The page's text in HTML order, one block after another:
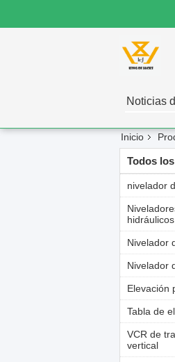
Noticias
Inicio
Todos
nivelador
hidráulicos
Nivelador
Nivelador
Elevación
Tabla de
VCR de
vertical